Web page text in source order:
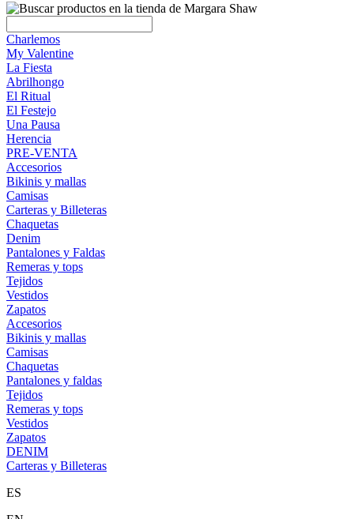
Charlemos
My Valentine
La Fiesta
Abrilhongo
El Ritual
El Festejo
Una Pausa
Herencia
PRE-VENTA
Accesorios
Bikinis y mallas
Camisas
Carteras y Billeteras
Chaquetas
Denim
Pantalones y Faldas
Remeras y tops
Tejidos
Vestidos
Zapatos
Accesorios
Bikinis y mallas
Camisas
Chaquetas
Pantalones y faldas
Tejidos
Remeras y tops
Vestidos
Zapatos
DENIM
Carteras y Billeteras
ES